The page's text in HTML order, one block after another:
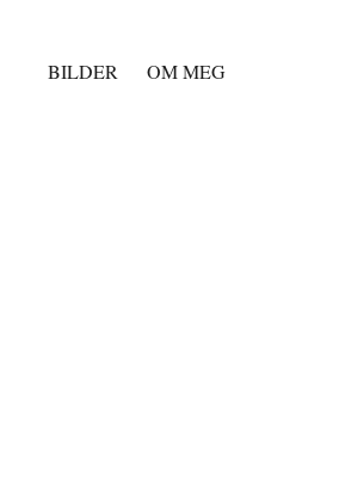
BILDER OM MEG